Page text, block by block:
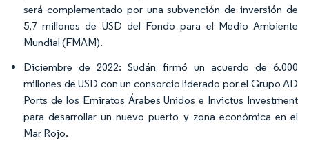
será complementado por una subvención de inversión de
5,7 millones de USD del Fondo para el Medio Ambiente
Mundial (FMAM).
Diciembre de 2022: Sudán firmó un acuerdo de 6.000
millones de USD con un consorcio liderado por el Grupo AD
Ports de los Emiratos Árabes Unidos e Invictus Investment
para desarrollar un nuevo puerto y zona económica en el
Mar Rojo.